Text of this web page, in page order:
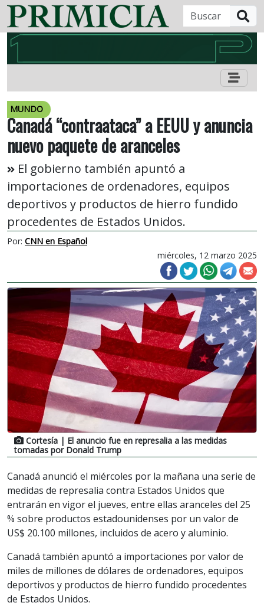
MUNDO
Canadá “contraataca” a EEUU y anuncia
nuevo paquete de aranceles
El gobierno también apuntó a
importaciones de ordenadores, equipos
deportivos y productos de hierro fundido
procedentes de Estados Unidos.
Por: CNN en Español
miércoles, 12 marzo 2025
Cortesía | El anuncio fue en represalia a las medidas
tomadas por Donald Trump
Canadá anunció el miércoles por la mañana una serie de
medidas de represalia contra Estados Unidos que
entrarán en vigor el jueves, entre ellas aranceles del 25
% sobre productos estadounidenses por un valor de
US$ 20.100 millones, incluidos de acero y aluminio.
Canadá también apuntó a importaciones por valor de
miles de millones de dólares de ordenadores, equipos
deportivos y productos de hierro fundido procedentes
de Estados Unidos.